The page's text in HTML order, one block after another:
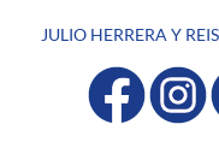
JULIO HERRERA Y